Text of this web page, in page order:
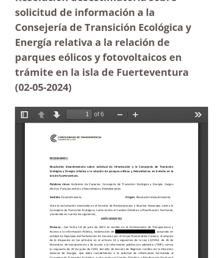
solicitud de información a la
Consejería de Transición Ecológica y
Energía relativa a la relación de
parques eólicos y fotovoltaicos en
trámite en la isla de Fuerteventura
(02-05-2024)